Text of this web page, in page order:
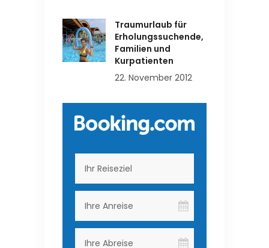
Traumurlaub für
Erholungssuchende,
Familien und
Kurpatienten
22. November 2012